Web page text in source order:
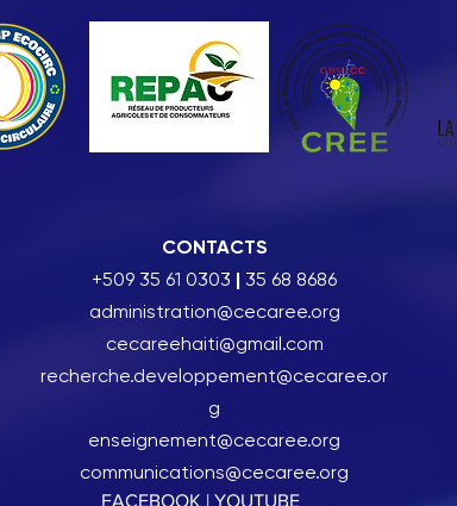
CONTACTS
+509 35 61 0303 | 35 68 8686
administration@cecaree.org
cecareehaiti@gmail.com
recherche.developpement@cecaree.or
g
enseignement@cecaree.org
communications@cecaree.org
FACEBOOK | YOUTUBE